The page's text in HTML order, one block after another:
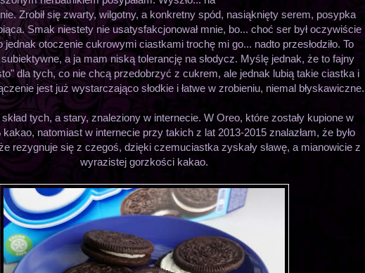
Zrobił się zwarty, wilgotny, a konkretny spód, nasiąknięty serem, posypka
Smak niestety nie usatysfakcjonował mnie, bo... choć ser był oczywiście
jednak otoczenie cukrowymi ciastkami trochę mi go... nadto przesłodziło. To
a ja mam niską tolerancję na słodycz. Myślę jednak, że to fajny
dla tych, co nie chcą przedobrzyć z cukrem, ale jednak lubią takie ciastka i
jest już wystarczająco słodkie i łatwe w zrobieniu, niemal błyskawiczne.
skład tych, a stary, znaleziony w internecie. W Oreo, które zostały kupione w
natomiast w internecie przy takich z lat 2013-2015 znalazłam, że było
rezygnuje się z czegoś, dzięki czemuciastka zyskały sławę, a mianowicie z
wyrazistej gorzkości kakao.